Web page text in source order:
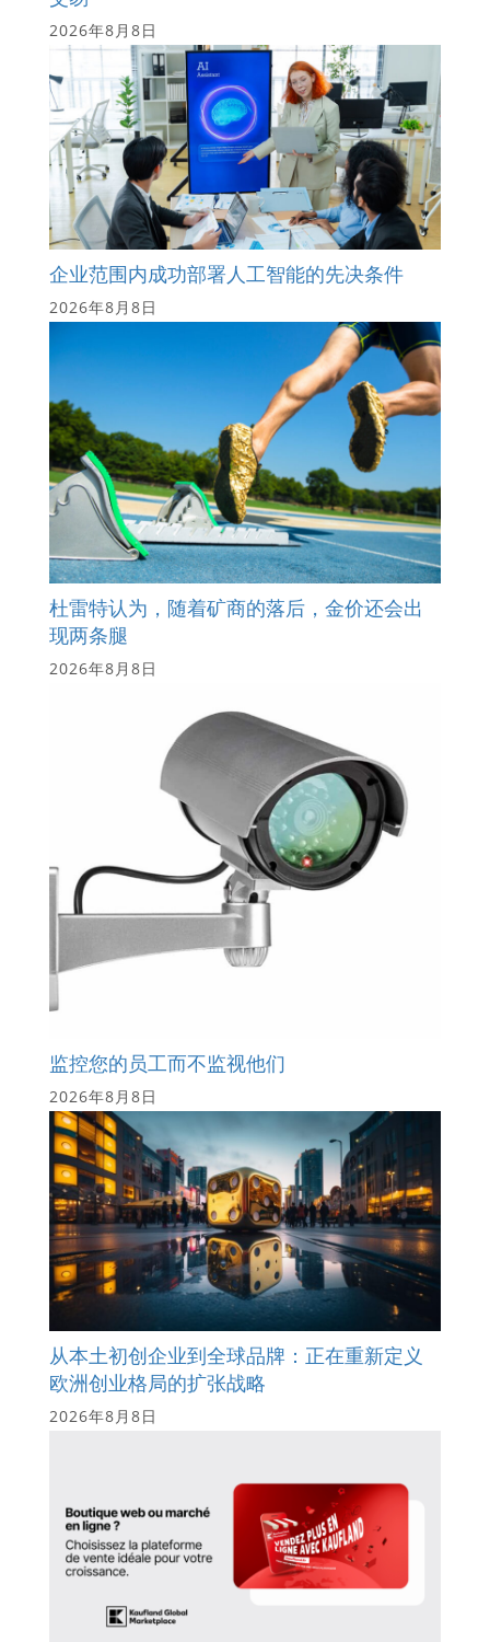
2026年8月8日
企业范围内成功部署人工智能的先决条件
2026年8月8日
杜雷特认为，随着矿商的落后，金价还会出
现两条腿
2026年8月8日
监控您的员工而不监视他们
2026年8月8日
从本土初创企业到全球品牌：正在重新定义
欧洲创业格局的扩张战略
2026年8月8日